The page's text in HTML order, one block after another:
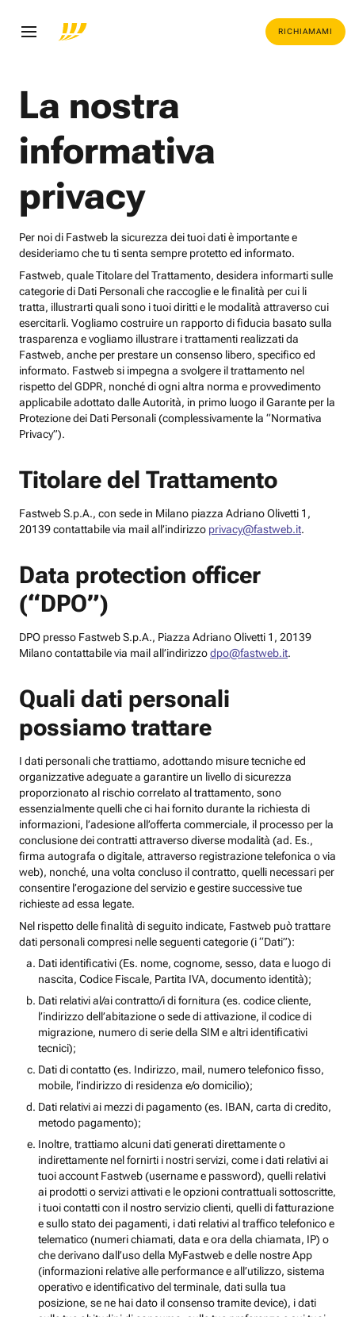
RICHIAMAMI
La nostra
informativa
privacy
Per noi di Fastweb la sicurezza dei tuoi dati è importante e
desideriamo che tu ti senta sempre protetto ed informato.
Fastweb, quale Titolare del Trattamento, desidera informarti sulle
categorie di Dati Personali che raccoglie e le finalità per cui li
tratta, illustrarti quali sono i tuoi diritti e le modalità attraverso cui
esercitarli. Vogliamo costruire un rapporto di fiducia basato sulla
trasparenza e vogliamo illustrare i trattamenti realizzati da
Fastweb, anche per prestare un consenso libero, specifico ed
informato. Fastweb si impegna a svolgere il trattamento nel
rispetto del GDPR, nonché di ogni altra norma e provvedimento
applicabile adottato dalle Autorità, in primo luogo il Garante per la
Protezione dei Dati Personali (complessivamente la “Normativa
Privacy”).
Titolare del Trattamento
Fastweb S.p.A., con sede in Milano piazza Adriano Olivetti 1,
20139 contattabile via mail all’indirizzo privacy@fastweb.it.
Data protection officer
(“DPO”)
DPO presso Fastweb S.p.A., Piazza Adriano Olivetti 1, 20139
Milano contattabile via mail all’indirizzodpo@fastweb.it.
Quali dati personali
possiamo trattare
I dati personali che trattiamo, adottando misure tecniche ed
organizzative adeguate a garantire un livello di sicurezza
proporzionato al rischio correlato al trattamento, sono
essenzialmente quelli che ci hai fornito durante la richiesta di
informazioni, l’adesione all’offerta commerciale, il processo per la
conclusione dei contratti attraverso diverse modalità (ad. Es.,
firma autografa o digitale, attraverso registrazione telefonica o via
web), nonché, una volta concluso il contratto, quelli necessari per
consentire l’erogazione del servizio e gestire successive tue
richieste ad essa legate.
Nel rispetto delle finalità di seguito indicate, Fastweb può trattare
dati personali compresi nelle seguenti categorie (i “Dati”):
Dati identificativi (Es. nome, cognome, sesso, data e luogo di
nascita, Codice Fiscale, Partita IVA, documento identità);
Dati relativi al/ai contratto/i di fornitura (es. codice cliente,
l’indirizzo dell’abitazione o sede di attivazione, il codice di
migrazione, numero di serie della SIM e altri identificativi
tecnici);
Dati di contatto (es. Indirizzo, mail, numero telefonico fisso,
mobile, l’indirizzo di residenza e/o domicilio);
Dati relativi ai mezzi di pagamento (es. IBAN, carta di credito,
metodo pagamento);
Inoltre, trattiamo alcuni dati generati direttamente o
indirettamente nel fornirti i nostri servizi, come i dati relativi ai
tuoi account Fastweb (username e password), quelli relativi
ai prodotti o servizi attivati e le opzioni contrattuali sottoscritte,
i tuoi contatti con il nostro servizio clienti, quelli di fatturazione
e sullo stato dei pagamenti, i dati relativi al traffico telefonico e
telematico (numeri chiamati, data e ora della chiamata, IP) o
che derivano dall’uso della MyFastweb e delle nostre App
(informazioni relative alle performance e all’utilizzo, sistema
operativo e identificativo del terminale, dati sulla tua
posizione, se ne hai dato il consenso tramite device), i dati